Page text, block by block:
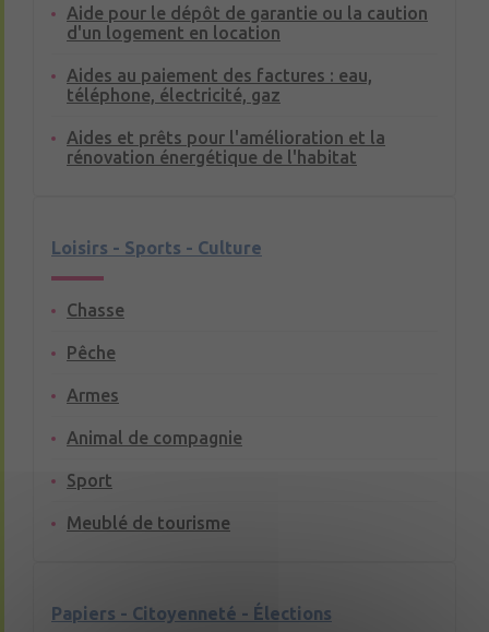
Aide pour le dépôt de garantie ou la caution
d'un logement en location
Aides au paiement des factures : eau,
téléphone, électricité, gaz
Aides et prêts pour l'amélioration et la
rénovation énergétique de l'habitat
Loisirs - Sports - Culture
Chasse
Pêche
Armes
Animal de compagnie
Sport
Meublé de tourisme
Papiers - Citoyenneté - Élections